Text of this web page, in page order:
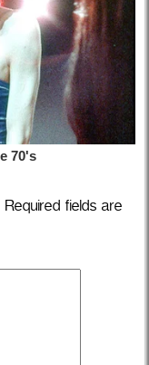
Required fields are